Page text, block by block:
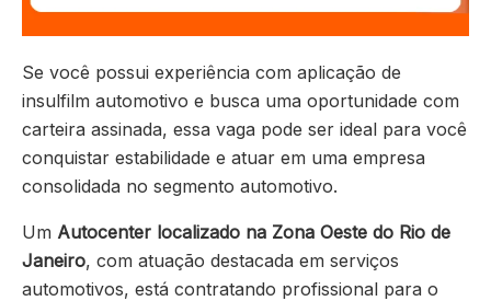
Se você possui experiência com aplicação de
insulfilm automotivo e busca uma oportunidade com
carteira assinada, essa vaga pode ser ideal para você
conquistar estabilidade e atuar em uma empresa
consolidada no segmento automotivo.
Um Autocenter localizado na Zona Oeste do Rio de
Janeiro, com atuação destacada em serviços
automotivos, está contratando profissional para o